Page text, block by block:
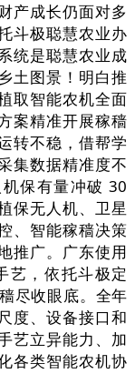
成长仍面对多
斗极聪慧农业办
统是聪慧农业成
土图景！明白推
取智能农机全面
案精准开展稼穑
转不稳，借帮学
集数据精准度不
保有量冲破 30
保无人机、卫星
、智能稼穑决策
推广。广东使用
艺，依托斗极定
尽收眼底。全年
度、设备接口和
艺立异能力、加
各类智能农机协